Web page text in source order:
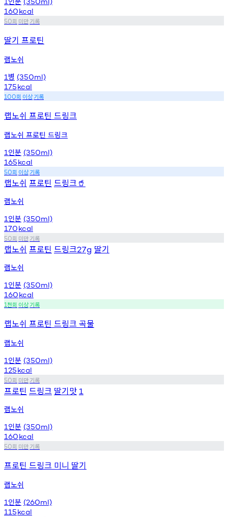
160kcal
50회 미만기록
딸기 프로틴
랩노쉬
1 병 (350ml)
175kcal
100회 이상기록
랩노쉬 프로틴 드링크
랩노쉬 프로틴 드링크
1 인분 (350ml)
165kcal
50회 이상기록
랩노쉬 프로틴 드링크 🥤
랩노쉬
1 인분 (350ml)
170kcal
50회 미만기록
랩노쉬 프로틴 드링크27g 딸기
랩노쉬
1 인분 (350ml)
160kcal
1천회 이상기록
랩노쉬 프로틴 드링크 곡물
랩노쉬
1 인분 (350ml)
125kcal
50회 미만기록
프로틴 드링크 딸기맛 1
랩노쉬
1 인분 (350ml)
160kcal
50회 미만기록
프로틴 드링크 미니 딸기
랩노쉬
1 인분 (260ml)
115kcal